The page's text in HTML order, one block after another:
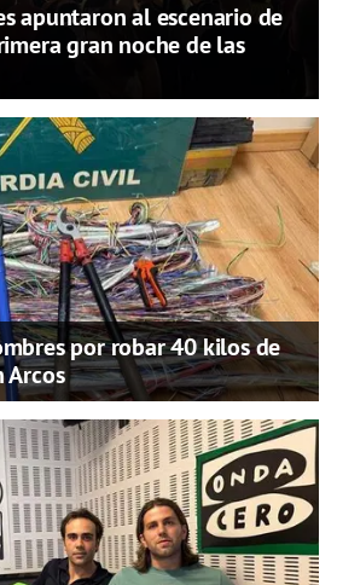
apuntaron al escenario de
gran noche de las
por robar 40 kilos de
Arcos